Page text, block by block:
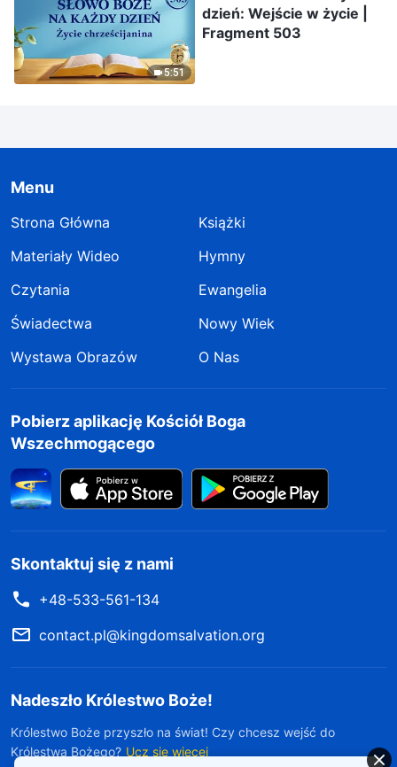
5:51
dzień: Wejście w życie |
Fragment 503
Menu
Strona Główna
Książki
Materiały Wideo
Hymny
Czytania
Ewangelia
Świadectwa
Nowy Wiek
Wystawa Obrazów
O Nas
Pobierz aplikację Kościół Boga
Wszechmogącego
Skontaktuj się z nami
+48-533-561-134
contact.pl@kingdomsalvation.org
Nadeszło Królestwo Boże!
Królestwo Boże przyszło na świat! Czy chcesz wejść do
Królestwa Bożego? Ucz się więcej